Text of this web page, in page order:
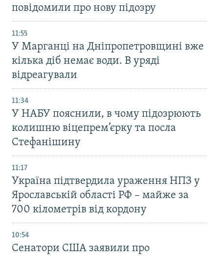
повідомили про нову підозру
11:55
У Марганці на Дніпропетровщині вже
кілька діб немає води. В уряді
відреагували
11:34
У НАБУ пояснили, в чому підозрюють
колишню віцепрем’єрку та посла
Стефанішину
11:17
Україна підтвердила ураження НПЗ у
Ярославській області РФ – майже за
700 кілометрів від кордону
10:54
Сенатори США заявили про